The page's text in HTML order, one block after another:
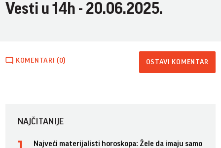
Vesti u 14h - 20.06.2025.
KOMENTARI (0) OSTAVI KOMENTAR
NAJČITANIJE
Najveći materijalisti horoskopa: Žele da imaju samo